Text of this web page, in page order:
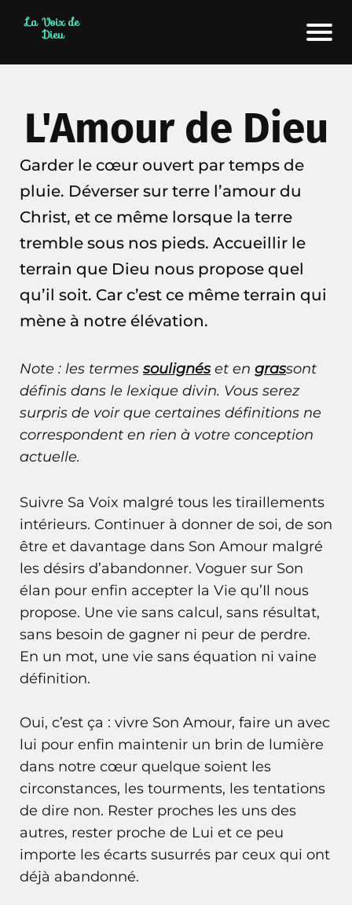
La Voix de
Dieu
L'Amour de Dieu
Garder le cœur ouvert par temps de
pluie. Déverser sur terre l’amour du
Christ, et ce même lorsque la terre
tremble sous nos pieds. Accueillir le
terrain que Dieu nous propose quel
qu’il soit. Car c’est ce même terrain qui
mène à notre élévation.
Note : les termes soulignés et en grassont
définis dans le lexique divin. Vous serez
surpris de voir que certaines définitions ne
correspondent en rien à votre conception
actuelle.
Suivre Sa Voix malgré tous les tiraillements
intérieurs. Continuer à donner de soi, de son
être et davantage dans Son Amour malgré
les désirs d’abandonner. Voguer sur Son
élan pour enfin accepter la Vie qu’Il nous
propose. Une vie sans calcul, sans résultat,
sans besoin de gagner ni peur de perdre.
En un mot, une vie sans équation ni vaine
définition.
Oui, c’est ça : vivre Son Amour, faire un avec
lui pour enfin maintenir un brin de lumière
dans notre cœur quelque soient les
circonstances, les tourments, les tentations
de dire non. Rester proches les uns des
autres, rester proche de Lui et ce peu
importe les écarts susurrés par ceux qui ont
déjà abandonné.